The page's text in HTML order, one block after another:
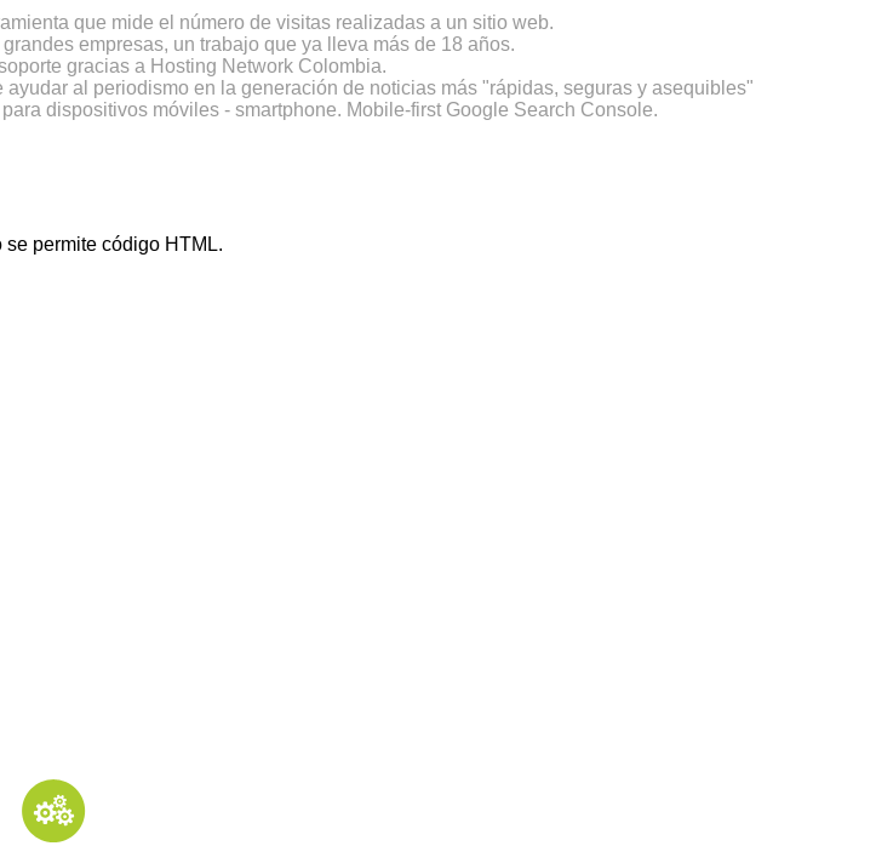
que mide el número de visitas realizadas a un sitio web.
empresas, un trabajo que ya lleva más de 18 años.
gracias a Hosting Network Colombia.
al periodismo en la generación de noticias más "rápidas, seguras y asequibles"
dispositivos móviles - smartphone. Mobile-first Google Search Console.
permite código HTML.